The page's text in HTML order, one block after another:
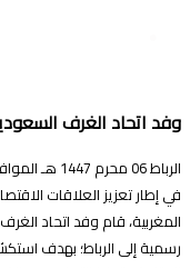
اتحاد الغرف
1447 هـ الموافق 01 يوليو 2025 م
إطار تعزيز العلاقات
قام وفد اتحاد
إلى الرباط؛ بهدف